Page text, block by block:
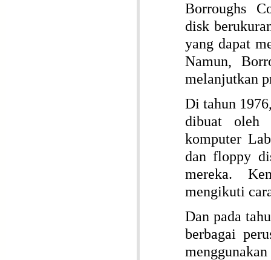
Borroughs
disk
yang dapat
Namun,
melanjutkan
Di tahun
dibuat oleh
komputer
dan floppy
mereka.
mengikuti
Dan pada
berbagai